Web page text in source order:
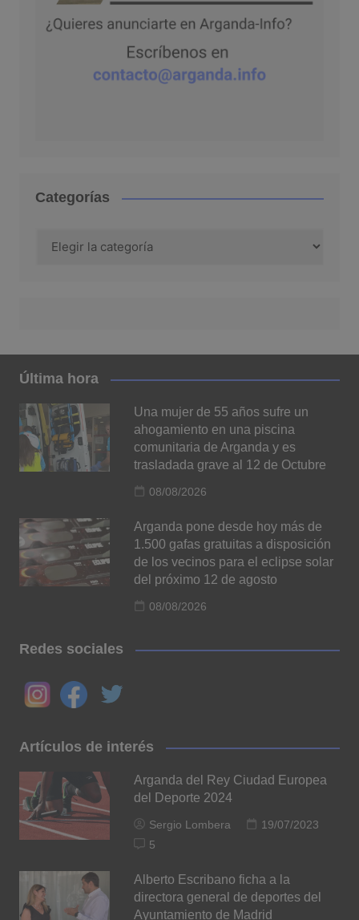
Categorías
Última hora
Una mujer de 55 años sufre un
ahogamiento en una piscina
comunitaria de Arganda y es
trasladada grave al 12 de Octubre
08/08/2026
Arganda pone desde hoy más de
1.500 gafas gratuitas a disposición
de los vecinos para el eclipse solar
del próximo 12 de agosto
08/08/2026
Redes sociales
Artículos de interés
Arganda del Rey Ciudad Europea
del Deporte 2024
Sergio Lombera
19/07/2023
5
Alberto Escribano ficha a la
directora general de deportes del
Ayuntamiento de Madrid